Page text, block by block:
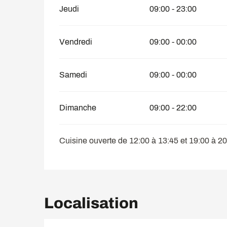
Jeudi 09:00 - 23:00
Vendredi 09:00 - 00:00
Samedi 09:00 - 00:00
Dimanche 09:00 - 22:00
Cuisine ouverte de 12:00 à 13:45 et 19:00 à
Localisation